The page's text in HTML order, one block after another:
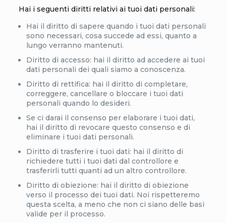
Hai i seguenti diritti relativi ai tuoi dati personali:
Hai il diritto di sapere quando i tuoi dati personali
sono necessari, cosa succede ad essi, quanto a
lungo verranno mantenuti.
Diritto di accesso: hai il diritto ad accedere ai tuoi
dati personali dei quali siamo a conoscenza.
Diritto di rettifica: hai il diritto di completare,
correggere, cancellare o bloccare i tuoi dati
personali quando lo desideri.
Se ci darai il consenso per elaborare i tuoi dati,
hai il diritto di revocare questo consenso e di
eliminare i tuoi dati personali.
Diritto di trasferire i tuoi dati: hai il diritto di
richiedere tutti i tuoi dati dal controllore e
trasferirli tutti quanti ad un altro controllore.
Diritto di obiezione: hai il diritto di obiezione
verso il processo dei tuoi dati. Noi rispetteremo
questa scelta, a meno che non ci siano delle basi
valide per il processo.